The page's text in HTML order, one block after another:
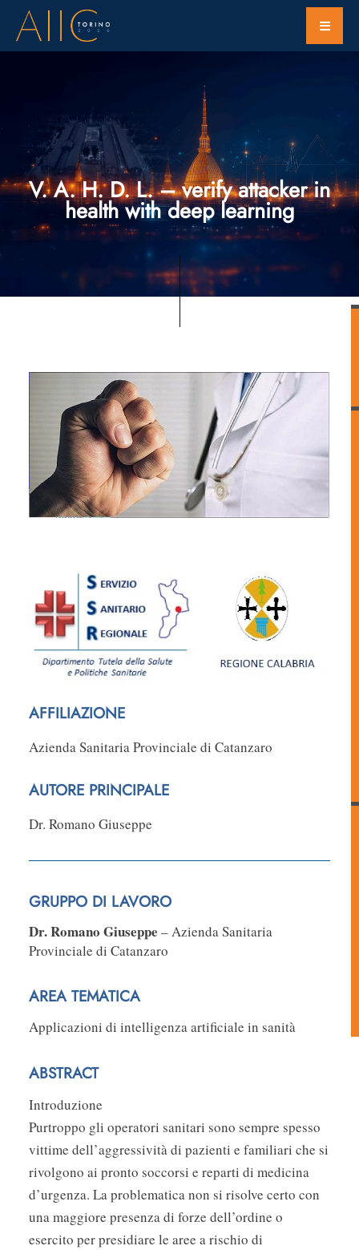
V. A. H. D. L. – verify attacker in
health with deep learning
AFFILIAZIONE
Azienda Sanitaria Provinciale di Catanzaro
AUTORE PRINCIPALE
Dr. Romano Giuseppe
GRUPPO DI LAVORO
Dr. Romano Giuseppe – Azienda Sanitaria
Provinciale di Catanzaro
AREA TEMATICA
Applicazioni di intelligenza artificiale in sanità
ABSTRACT
Introduzione
Purtroppo gli operatori sanitari sono sempre spesso
vittime dell’aggressività di pazienti e familiari che si
rivolgono ai pronto soccorsi e reparti di medicina
d’urgenza. La problematica non si risolve certo con
una maggiore presenza di forze dell’ordine o
esercito per presidiare le aree a rischio di